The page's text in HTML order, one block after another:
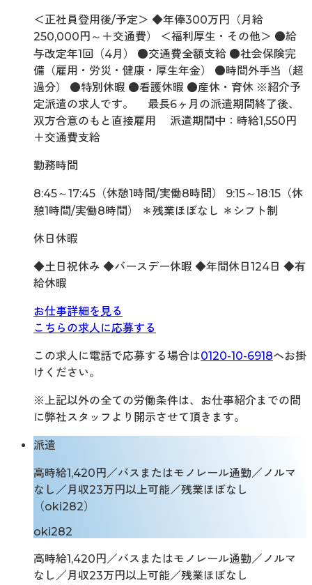
＜正社員登用後/予定＞ ◆年俸300万円（月給
250,000円～＋交通費） ＜福利厚生・その他＞ ●給
与改定年1回（4月） ●交通費全額支給 ●社会保険完
備（雇用・労災・健康・厚生年金） ●時間外手当（超
過分） ●特別休暇 ●看護休暇 ●産休・育休 ※紹介予
定派遣の求人です。 最長6ヶ月の派遣期間終了後、
双方合意のもと直接雇用 派遣期間中：時給1,550円
＋交通費支給
勤務時間
8:45～17:45（休憩1時間/実働8時間） 9:15～18:15（休
憩1時間/実働8時間） ＊残業ほぼなし ＊シフト制
休日休暇
◆土日祝休み ◆バースデー休暇 ◆年間休日124日 ◆有
給休暇
お仕事詳細を見る
こちらの求人に応募する
この求人に電話で応募する場合は0120-10-6918へお掛
けください。
※上記以外の全ての労働条件は、お仕事紹介までの間
に弊社スタッフより開示させて頂きます。
派遣
高時給1,420円／バスまたはモノレール通勤／ノルマ
なし／月収23万円以上可能／残業ほぼなし
（oki282）
oki282
高時給1,420円／バスまたはモノレール通勤／ノルマ
なし／月収23万円以上可能／残業ほぼなし